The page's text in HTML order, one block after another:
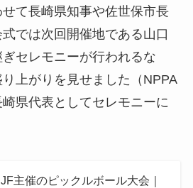
て長崎県知事や佐世保市長
では次回開催地である山口
セレモニーが行われるな
上がりを見せました（NPPA
県代表としてセレモニーに
主催のピックルボール大会｜